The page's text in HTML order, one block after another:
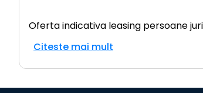
Oferta indicativa leasing persoane
Citeste mai mult